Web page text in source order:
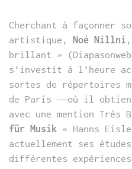
Cherchant à façonner
artistique, Noé Nillni
brillant »
s’investit à l’heure
sortes de répertoires
de Paris —où il obtient
avec une mention
für Musik « Hanns
actuellement ses
différentes